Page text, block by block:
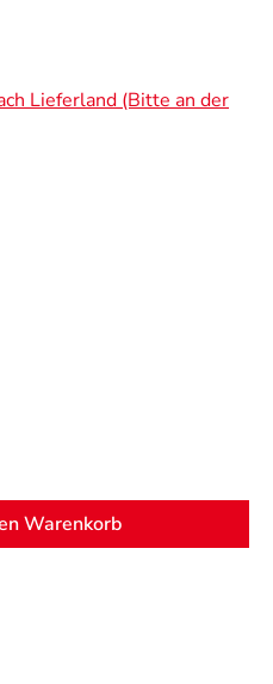
Lieferland (Bitte an der
Wert ein
Warenkorb